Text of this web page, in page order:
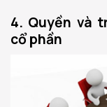
4. Quyền và
cổ phần